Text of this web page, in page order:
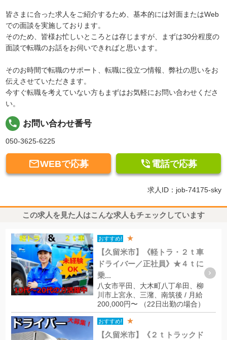
皆さまに合った求人をご紹介するため、基本的には対面またはWeb
での面談を実施しております。
そのため、皆様お忙しいところとは存じますが、まずは30分程度の
面談で転職のお話をお伺いできればと思います。
そのお時間で転職のサポート、転職に役立つ情報、弊社の思いをお
伝えさせていただきます。
今すぐ転職を考えていない方もまずはお気軽にお問い合わせくださ
い。
local_phone お問い合わせ番号
050-3625-6225
WEBで応募  電話で応募
求人ID：job-74175-sky
この求人を見た人はこんな求人もチェックしています
おすすめ! ★
【久留米市】《軽トラ・２ｔ車
ドライバー／正社員》★４ｔに
乗...
八女市平田、大木町八丁牟田、柳
川市上宮永、三潴、南筑後 / 月給
200,000円〜 （22日出勤の場合）
おすすめ! ★
【久留米市】《２ｔトラックド